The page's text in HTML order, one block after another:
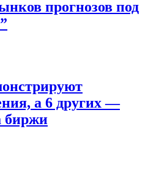
прогнозов под
а 6 других —
биржи